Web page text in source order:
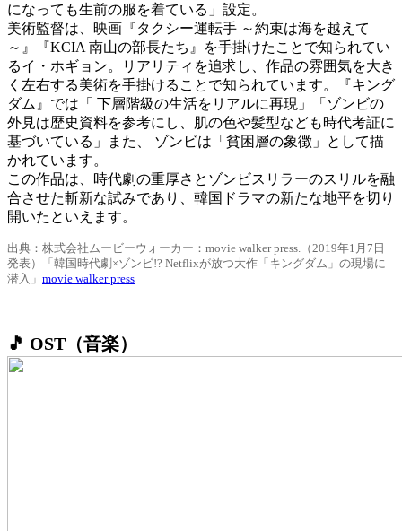
になっても生前の服を着ている」設定。
美術監督は、映画『タクシー運転手 ～約束は海を越えて
～』『KCIA 南山の部長たち』を手掛けたことで知られてい
るイ・ホギョン。リアリティを追求し、作品の雰囲気を大き
く左右する美術を手掛けることで知られています。『キング
ダム』では「 下層階級の生活をリアルに再現」「ゾンビの
外見は歴史資料を参考にし、肌の色や髪型なども時代考証に
基づいている」また、 ゾンビは「貧困層の象徴」として描
かれています。
この作品は、時代劇の重厚さとゾンビスリラーのスリルを融
合させた斬新な試みであり、韓国ドラマの新たな地平を切り
開いたといえます。
出典：株式会社ムービーウォーカー：movie walker press.（2019年1月7日
発表）「韓国時代劇×ゾンビ!? Netflixが放つ大作「キングダム」の現場に
潜入」 movie walker press
🎵 OST（音楽）